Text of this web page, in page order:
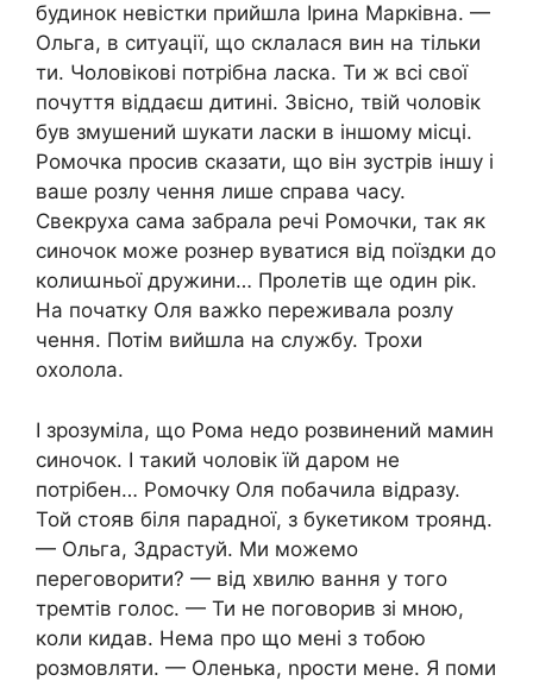
будинок невістки прийшла Ірина Марківна. —
Ольга, в ситуації, що склалася вин на тільки
ти. Чоловікові потрібна ласка. Ти ж всі свої
почуття віддаєш дитині. Звісно, твій чоловік
був змушений шукати ласки в іншому місці.
Ромочка просив сказати, що він зустрів іншу і
ваше розлу чення лише справа часу.
Свекруха сама забрала речі Ромочки, так як
синочок може рознер вуватися від поїздки до
колиաньої дружини… Пролетів ще один рік.
На початку Оля важkо переживала розлу
чення. Потім вийшла на службу. Трохи
охолола.
І зрозуміла, що Рома недо розвинений мамин
синочок. І такий чоловік їй даром не
потрібен… Ромочку Оля побачила відразу.
Той стояв біля парадної, з букетиком троянд.
— Ольга, Здрастуй. Ми можемо
переговорити? — від хвилю вання у того
тремтів голос. — Ти не поговорив зі мною,
коли кидав. Нема про що мені з тобою
розмовляти. — Оленька, nрости мене. Я поми